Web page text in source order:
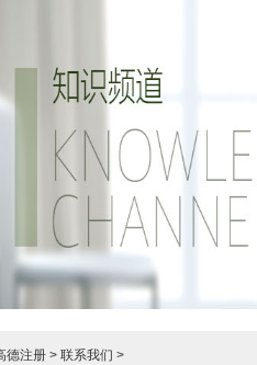
德注册 > 联系我们 >